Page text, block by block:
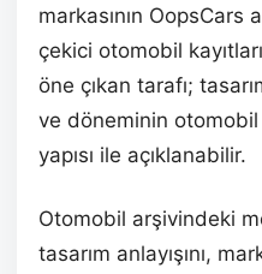
markasının
çekici otomobil
öne çıkan tarafı;
ve döneminin otomobil
yapısı ile açıklanabilir.
Otomobil arşivindeki
tasarım anlayışını,